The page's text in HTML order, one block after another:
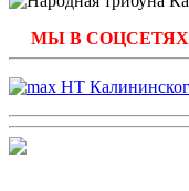
МЫ В СОЦСЕТЯХ